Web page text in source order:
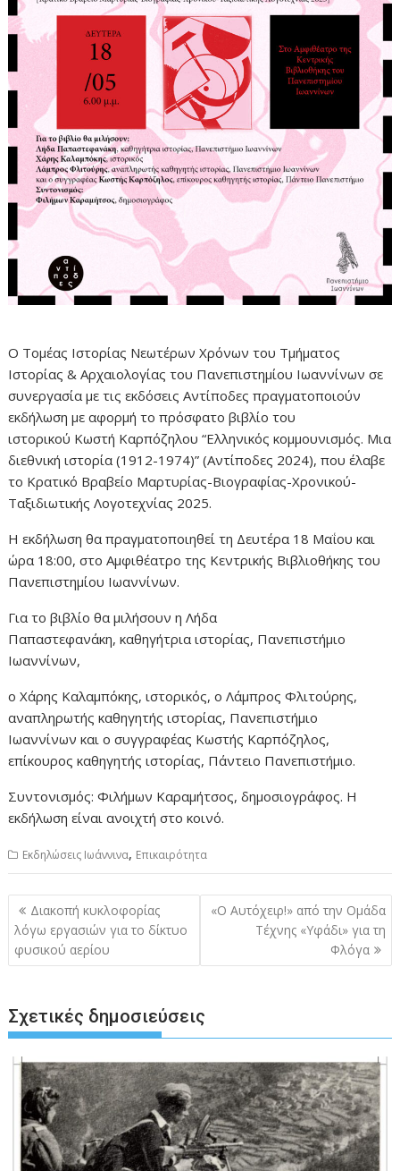
Ο Τομέας Ιστορίας Νεωτέρων Χρόνων του Τμήματος
Ιστορίας & Αρχαιολογίας του Πανεπιστημίου Ιωαννίνων σε
συνεργασία με τις εκδόσεις Αντίποδες πραγματοποιούν
εκδήλωση με αφορμή το πρόσφατο βιβλίο του
ιστορικού Κωστή Καρπόζηλου “Ελληνικός κομμουνισμός. Μια
διεθνική ιστορία (1912-1974)” (Αντίποδες 2024), που έλαβε
το Κρατικό Βραβείο Μαρτυρίας-Bιογραφίας-Χρονικού-
Ταξιδιωτικής Λογοτεχνίας 2025.
Η εκδήλωση θα πραγματοποιηθεί τη Δευτέρα 18 Μαΐου και
ώρα 18:00, στο Αμφιθέατρο της Κεντρικής Βιβλιοθήκης του
Πανεπιστημίου Ιωαννίνων.
Για το βιβλίο θα μιλήσουν η Λήδα
Παπαστεφανάκη, καθηγήτρια ιστορίας, Πανεπιστήμιο
Ιωαννίνων,
ο Χάρης Καλαμπόκης, ιστορικός, ο Λάμπρος Φλιτούρης,
αναπληρωτής καθηγητής ιστορίας, Πανεπιστήμιο
Ιωαννίνων και ο συγγραφέας Κωστής Καρπόζηλος,
επίκουρος καθηγητής ιστορίας, Πάντειο Πανεπιστήμιο.
Συντονισμός: Φιλήμων Καραμήτσος, δημοσιογράφος. Η
εκδήλωση είναι ανοιχτή στο κοινό.
Εκδηλώσεις Ιωάννινα, Επικαιρότητα
Πλοήγηση
άρθρων
Διακοπή κυκλοφορίας
λόγω εργασιών για το δίκτυο
φυσικού αερίου
«Ο Αυτόχειρ!» από την Ομάδα
Τέχνης «Υφάδι» για τη
Φλόγα
Σχετικές δημοσιεύσεις